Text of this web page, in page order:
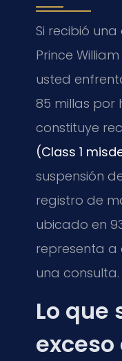
Si recibió
Prince
usted
85 millas por
constituye
(Class 1
suspensión
registro de
ubicado en
representa a
una consulta.
Lo